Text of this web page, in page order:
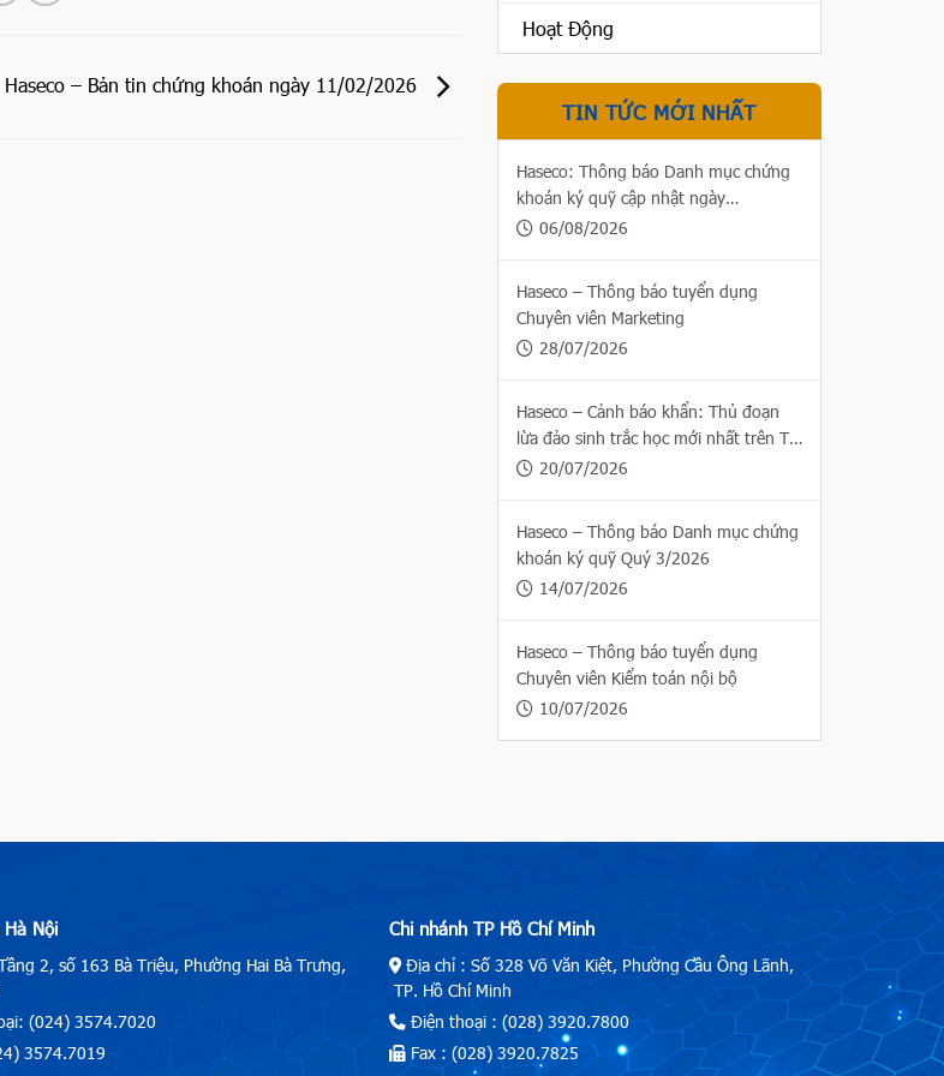
Haseco – Bản tin chứng khoán ngày 11/02/2026
Hoạt Động
TIN TỨC MỚI NHẤT
Haseco: Thông báo Danh mục chứng
khoán ký quỹ cập nhật ngày
06/08/2026
06/08/2026
Haseco – Thông báo tuyển dụng
Chuyên viên Marketing
28/07/2026
Haseco – Cảnh báo khẩn: Thủ đoạn
lừa đảo sinh trắc học mới nhất trên Thị
trường chứng khoán
20/07/2026
Haseco – Thông báo Danh mục chứng
khoán ký quỹ Quý 3/2026
14/07/2026
Haseco – Thông báo tuyển dụng
Chuyên viên Kiểm toán nội bộ
10/07/2026
Nội
2, số 163 Bà Triệu, Phường Hai Bà Trưng,
(024) 3574.7020
3574.7019
Chi nhánh TP Hồ Chí Minh
Địa chỉ : Số 328 Võ Văn Kiệt, Phường Cầu Ông Lãnh,
TP. Hồ Chí Minh
Điện thoại : (028) 3920.7800
Fax : (028) 3920.7825